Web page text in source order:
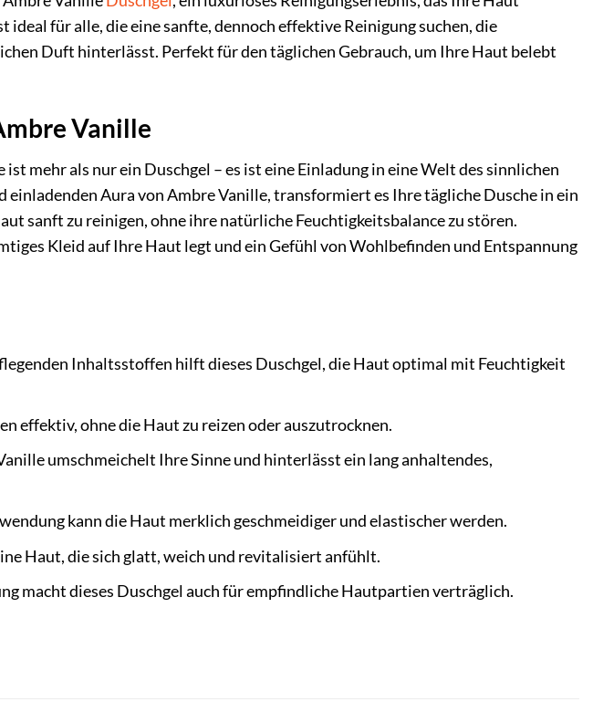
für alle, die eine sanfte, dennoch effektive Reinigung suchen, die
Duft hinterlässt. Perfekt für den täglichen Gebrauch, um Ihre Haut belebt
Vanille
mehr als nur ein Duschgel – es ist eine Einladung in eine Welt des sinnlichen
einladenden Aura von Ambre Vanille, transformiert es Ihre tägliche Dusche in ein
sanft zu reinigen, ohne ihre natürliche Feuchtigkeitsbalance zu stören.
Kleid auf Ihre Haut legt und ein Gefühl von Wohlbefinden und Entspannung
Inhaltsstoffen hilft dieses Duschgel, die Haut optimal mit Feuchtigkeit
effektiv, ohne die Haut zu reizen oder auszutrocknen.
umschmeichelt Ihre Sinne und hinterlässt ein lang anhaltendes,
kann die Haut merklich geschmeidiger und elastischer werden.
Haut, die sich glatt, weich und revitalisiert anfühlt.
macht dieses Duschgel auch für empfindliche Hautpartien verträglich.